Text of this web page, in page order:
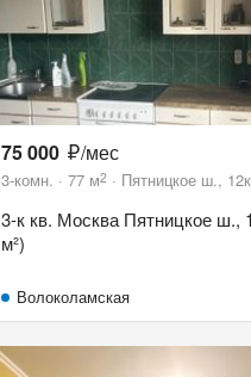
75 000 /мес
3-комн. 77 м2 Пятницкое ш.,
3-к кв. Москва Пятницкое ш.,
м²)
Волоколамская